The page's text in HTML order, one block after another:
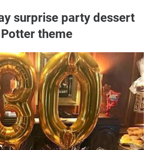
surprise party dessert
theme